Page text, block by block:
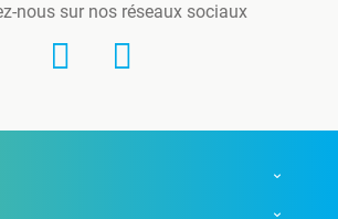
nous sur nos réseaux sociaux